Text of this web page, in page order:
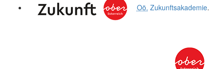
Oö. Zukunftsakademie.